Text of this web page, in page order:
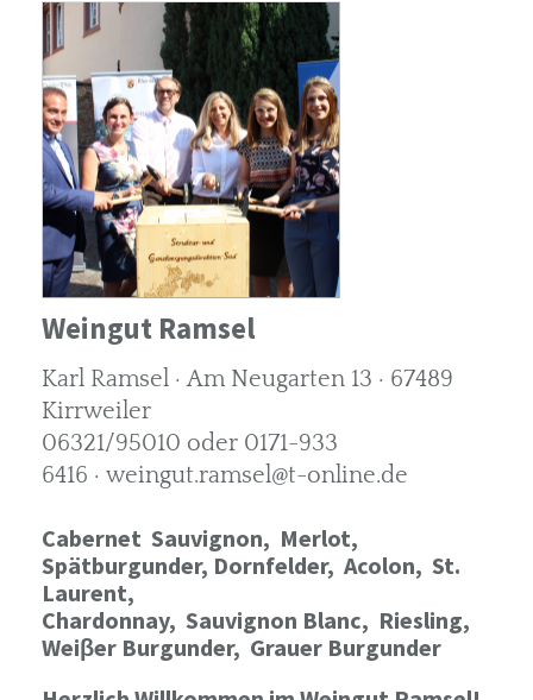
Weingut Ramsel
Karl Ramsel · Am Neugarten 13 · 67489
Kirrweiler
06321/95010 oder 0171-933
6416 · weingut.ramsel@t-online.de
Cabernet Sauvignon, Merlot,
Spätburgunder, Dornfelder, Acolon, St.
Laurent,
Chardonnay, Sauvignon Blanc, Riesling,
Weiβer Burgunder, Grauer Burgunder